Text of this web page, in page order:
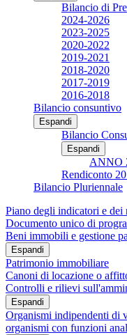
Bilancio di
2024-2026
2023-2025
2020-2022
2019-2021
2018-2020
2017-2019
2016-2018
Bilancio consuntivo
Espandi
Bilancio
Espandi
ANNO
Rendiconto
Bilancio Pluriennale
Piano degli indicatori e
Documento unico di
Beni immobili e gestione
Espandi
Patrimonio immobiliare
Canoni di locazione o
Controlli e rilievi
Espandi
Organismi indipendenti di
organismi con funzioni